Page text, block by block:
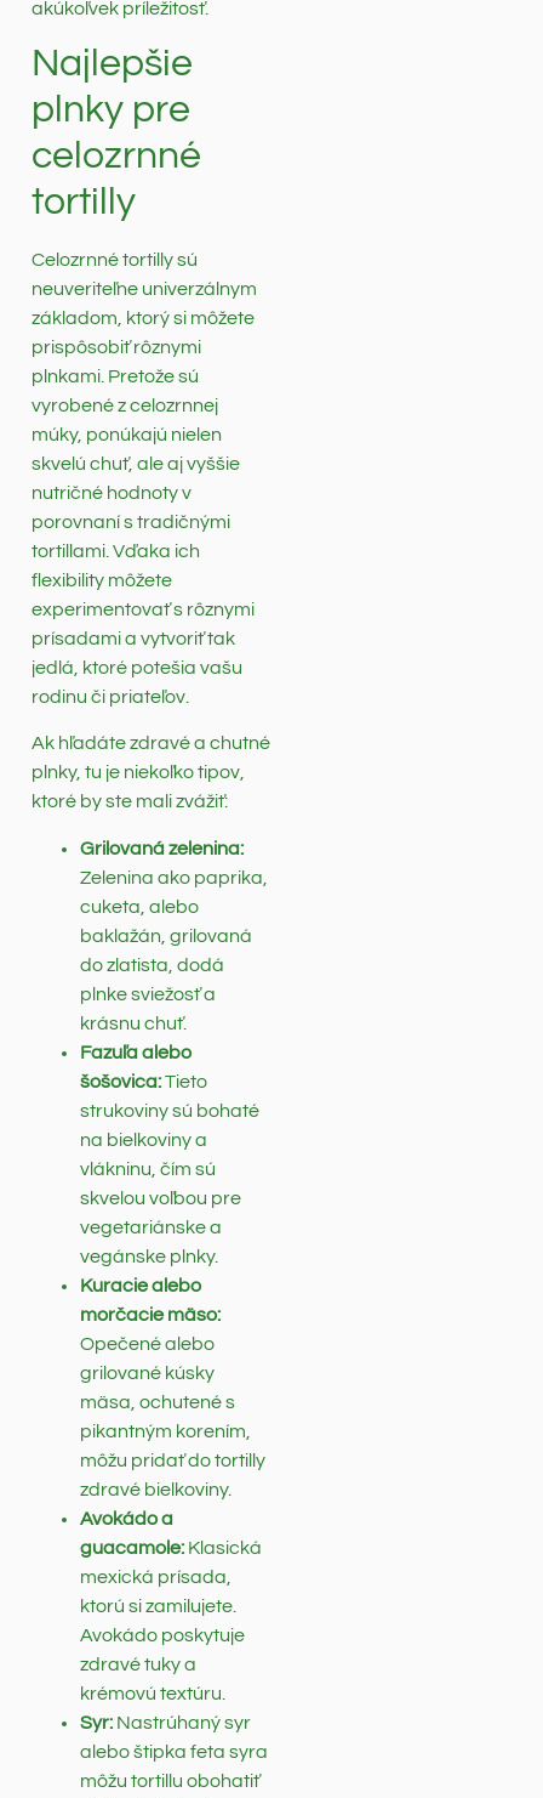
akúkoľvek príležitosť.
Najlepšie
plnky pre
celozrnné
tortilly
Celozrnné tortilly sú
neuveriteľne univerzálnym
základom, ktorý si môžete
prispôsobiť rôznymi
plnkami. Pretože sú
vyrobené z celozrnnej
múky, ponúkajú nielen
skvelú chuť, ale aj vyššie
nutričné hodnoty v
porovnaní s tradičnými
tortillami. Vďaka ich
flexibility môžete
experimentovať s rôznymi
prísadami a vytvoriť tak
jedlá, ktoré potešia vašu
rodinu či priateľov.
Ak hľadáte zdravé a chutné
plnky, tu je niekoľko tipov,
ktoré by ste mali zvážiť:
Grilovaná zelenina:
Zelenina ako paprika,
cuketa, alebo
baklažán, grilovaná
do zlatista, dodá
plnke sviežosť a
krásnu chuť.
Fazuľa alebo
šošovica:Tieto
strukoviny sú bohaté
na bielkoviny a
vlákninu, čím sú
skvelou voľbou pre
vegetariánske a
vegánske plnky.
Kuracie alebo
morčacie mäso:
Opečené alebo
grilované kúsky
mäsa, ochutené s
pikantným korením,
môžu pridať do tortilly
zdravé bielkoviny.
Avokádo a
guacamole: Klasická
mexická prísada,
ktorú si zamilujete.
Avokádo poskytuje
zdravé tuky a
krémovú textúru.
Syr: Nastrúhaný syr
alebo štipka feta syra
môžu tortillu obohatiť